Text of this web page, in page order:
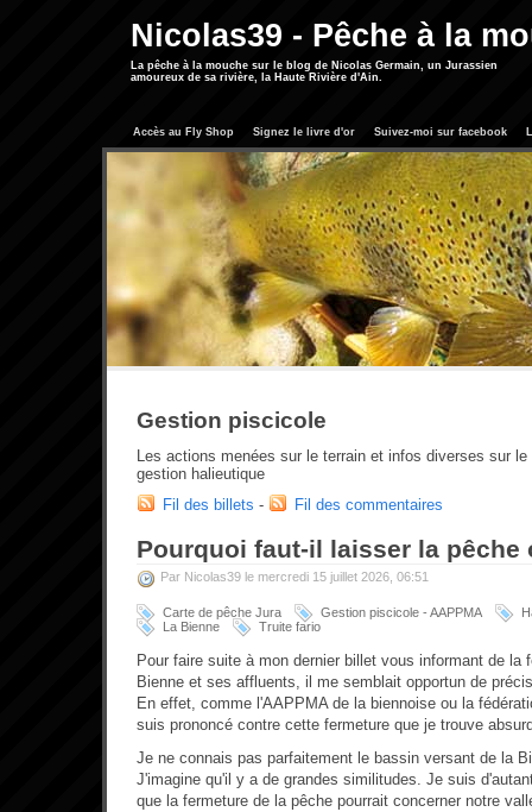
Nicolas39 - Pêche à la
La pêche à la mouche sur le blog de Nicolas Germain, un Jurassien
amoureux de sa rivière, la Haute Rivière d'Ain.
Accès au Fly Shop Signez le livre d'or Suivez-moi sur facebook
Gestion piscicole
Les actions menées sur le terrain et infos diverses sur
gestion halieutique
Fil des billets - Fil des commentaires
Pourquoi faut-il laisser la pêche
Par Nicolas39 le mercredi 15 juillet 2026, 06:51
Carte de pêche Jura Gestion piscicole - AAPPMA
La Bienne
Truite fario
Pour faire suite à mon dernier billet vous informant de la
Bienne et ses affluents, il me semblait opportun de
En effet, comme l'AAPPMA de la biennoise ou la
suis prononcé contre cette fermeture que je trouve
Je ne connais pas parfaitement le bassin versant de la
J'imagine qu'il y a de grandes similitudes. Je suis
que la fermeture de la pêche pourrait concerner notre